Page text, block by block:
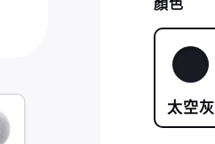
太空灰